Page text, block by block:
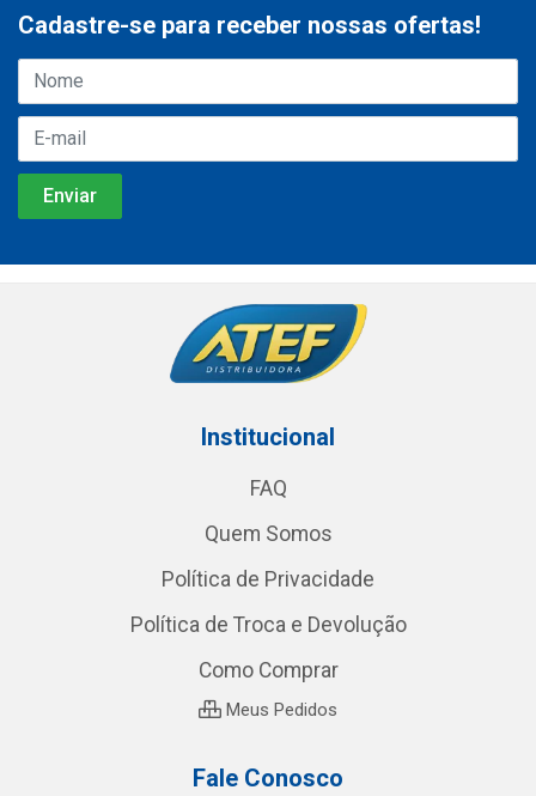
Cadastre-se para receber nossas ofertas!
Institucional
FAQ
Quem Somos
Política de Privacidade
Política de Troca e Devolução
Como Comprar
Meus Pedidos
Fale Conosco